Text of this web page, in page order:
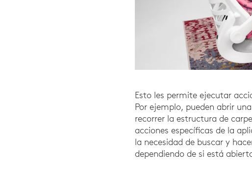
Esto les permite ejecutar
Por ejemplo, pueden abrir
recorrer la estructura de
acciones específicas de la
la necesidad de buscar y
dependiendo de si está